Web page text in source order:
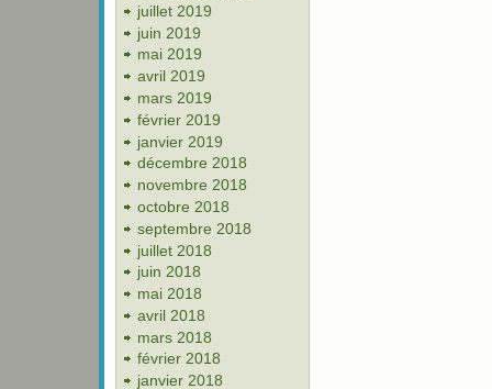
juillet 2019
juin 2019
mai 2019
avril 2019
mars 2019
février 2019
janvier 2019
décembre 2018
novembre 2018
octobre 2018
septembre 2018
juillet 2018
juin 2018
mai 2018
avril 2018
mars 2018
février 2018
janvier 2018